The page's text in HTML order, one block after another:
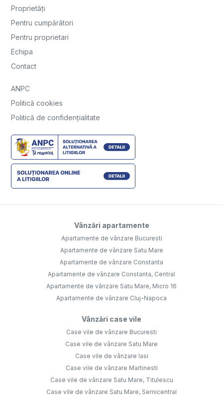
Proprietăți
Pentru cumpărători
Pentru proprietari
Echipa
Contact
ANPC
Politică cookies
Politică de confidențialitate
Vânzări apartamente
Apartamente de vânzare Bucuresti
Apartamente de vânzare Satu Mare
Apartamente de vânzare Constanta
Apartamente de vânzare Constanta, Central
Apartamente de vânzare Satu Mare, Micro 16
Apartamente de vânzare Cluj-Napoca
Vânzări case vile
Case vile de vânzare Bucuresti
Case vile de vânzare Satu Mare
Case vile de vânzare Iasi
Case vile de vânzare Martinesti
Case vile de vânzare Satu Mare, Titulescu
Case vile de vânzare Satu Mare, Semicentral